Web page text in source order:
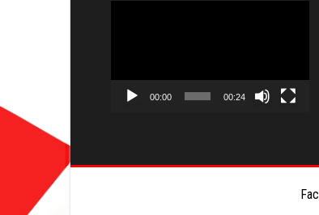
00:00 00:24